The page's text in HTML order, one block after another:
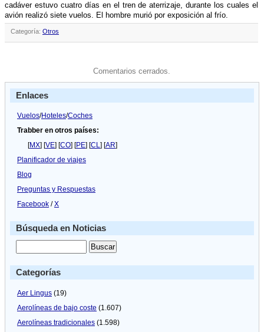
cadáver estuvo cuatro dí­as en el tren de aterrizaje, durante los cuales el
avión realizó siete vuelos. El hombre murió por exposición al frí­o.
Categoría: Otros
Comentarios cerrados.
Enlaces
Vuelos/Hoteles/Coches
Trabber en otros países:
[MX] [VE] [CO] [PE] [CL] [AR]
Planificador de viajes
Blog
Preguntas y Respuestas
Facebook /X
Búsqueda en Noticias
Categorías
Aer Lingus (19)
Aerolíneas de bajo coste (1.607)
Aerolíneas tradicionales (1.598)